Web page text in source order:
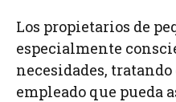
Los propietarios de
especialmente
necesidades,
empleado que pueda